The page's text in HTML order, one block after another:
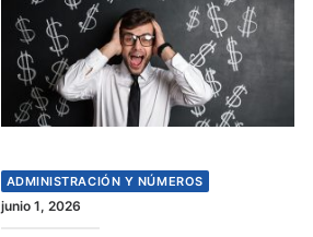
ADMINISTRACIÓN Y NÚMEROS
junio 1, 2026